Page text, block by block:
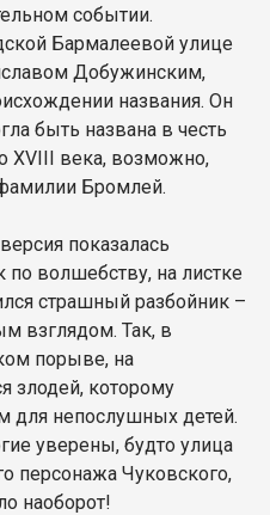
событии.
Бармалеевой улице
Добужинским,
названия. Он
быть названа в честь
XVIII века, возможно,
Бромлей.
показалась
по волшебству, на листке
страшный разбойник –
взглядом. Так, в
порыве, на
злодей, которому
для непослушных детей.
уверены, будто улица
персонажа Чуковского,
наоборот!